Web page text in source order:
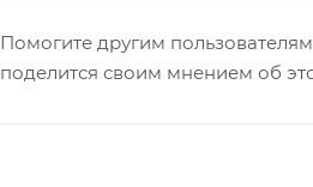
Помогите другим
поделится своим мнением об